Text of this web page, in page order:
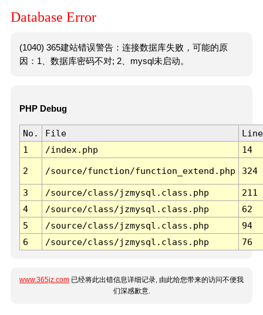
Database Error
(1040) 365建站错误警告：连接数据库失败，可能的原
因：1、数据库密码不对; 2、mysql未启动。
PHP Debug
No. File
Line
1
/index.php 14
2 /source/function/function_extend.php 324
3 /source/class/jzmysql.class.php
211
4
/source/class/jzmysql.class.php
62
5
/source/class/jzmysql.class.php
94
6
/source/class/jzmysql.class.php 76
www.365jz.com 已经将此出错信息详细记录, 由此给您带来的访问不便我
们深感歉意.